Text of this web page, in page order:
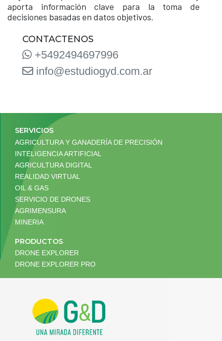
aporta información clave para la toma de
decisiones basadas en datos objetivos.
CONTACTENOS
+5492494697996
info@estudiogyd.com.ar
SERVICIOS
AGRICULTURA Y GANADERÍA DE PRECISIÓN
INTELIGENCIA ARTIFICIAL
AGRICULTURA DIGITAL
REALIDAD VIRTUAL
OIL & GAS
SERVICIO DE DRONES
AGRIMENSURA
MINERIA
PRODUCTOS
DRONE EXPLORER
DRONE EXPLORER PRO